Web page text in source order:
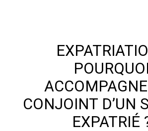
POURQUOI
CONJOINT D’UN
EXPATRIÉ